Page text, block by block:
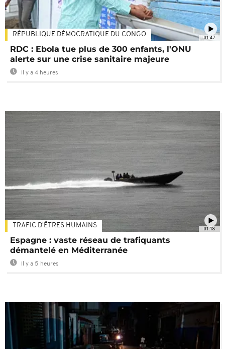
01:47
RÉPUBLIQUE DÉMOCRATIQUE DU CONGO
RDC : Ebola tue plus de 300 enfants, l'ONU
alerte sur une crise sanitaire majeure
Il y a 4 heures
01:18
TRAFIC D'ÊTRES HUMAINS
Espagne : vaste réseau de trafiquants
démantelé en Méditerranée
Il y a 5 heures